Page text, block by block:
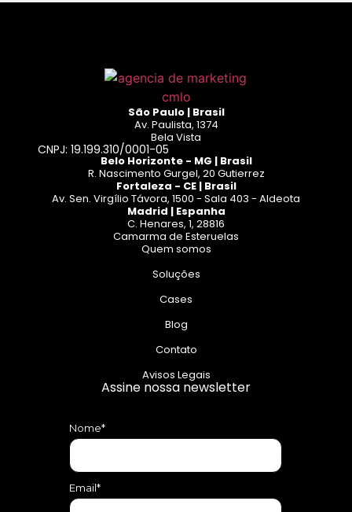
São Paulo | Brasil
Av. Paulista, 1374
Bela Vista
CNPJ: 19.199.310/0001-05
Belo Horizonte - MG | Brasil
R. Nascimento Gurgel, 20 Gutierrez
Fortaleza - CE | Brasil
Av. Sen. Virgílio Távora, 1500 - Sala 403 - Aldeota
Madrid | Espanha
C. Henares, 1, 28816
Camarma de Esteruelas
Quem somos
Soluções
Cases
Blog
Contato
Avisos Legais
Assine nossa newsletter
Nome*
Email*